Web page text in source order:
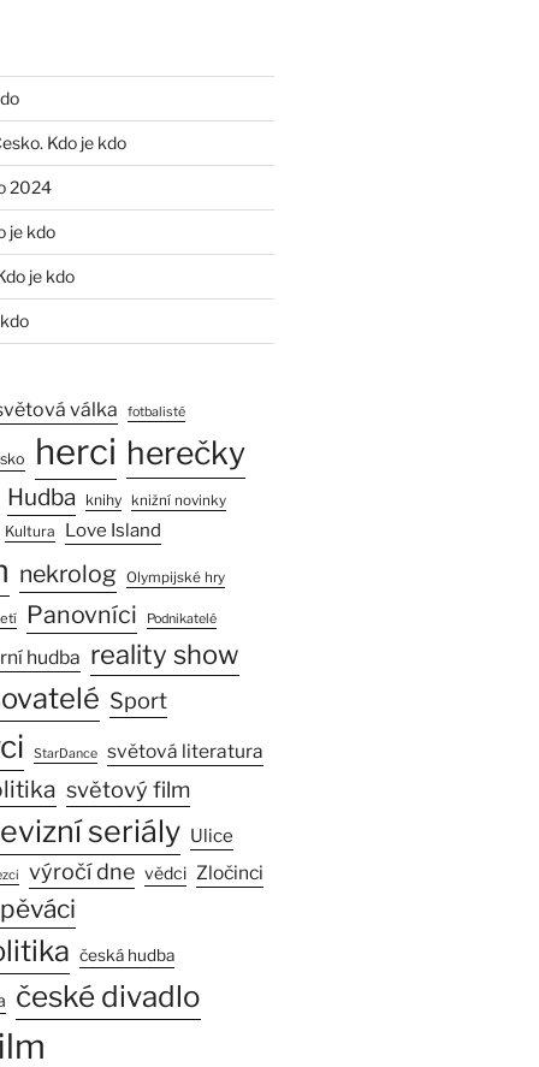
Kdo je kdo
2024
je kdo
je kdo
válka fotbalisté
herci herečky
Hudba knihy knižní novinky
Kultura Love Island
nekrolog Olympijské hry
Panovníci Podnikatelé
hudba reality show
Sport
StarDance světová literatura
světový film
seriály Ulice
výročí dne vědci Zločinci
česká hudba
české divadlo